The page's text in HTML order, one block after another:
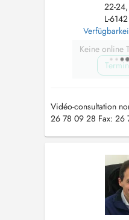
22-
L-
Keine online
Vidéo-consultation
26 78 09 28 Fax: 26